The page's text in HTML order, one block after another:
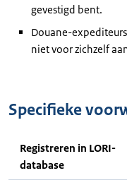
gevestigd bent.
Douane-
niet voor zichzelf
Specifieke
Registreren in LORI-
database